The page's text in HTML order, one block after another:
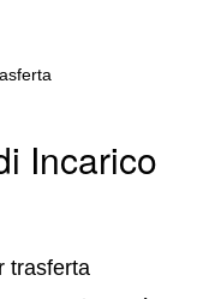
Incarico
trasferta